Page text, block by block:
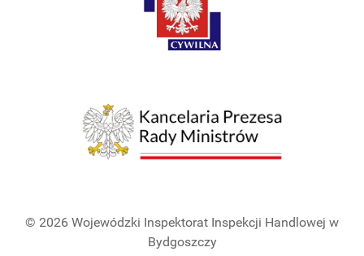
© 2026 Wojewódzki Inspektorat Inspekcji Handlowej w
Bydgoszczy